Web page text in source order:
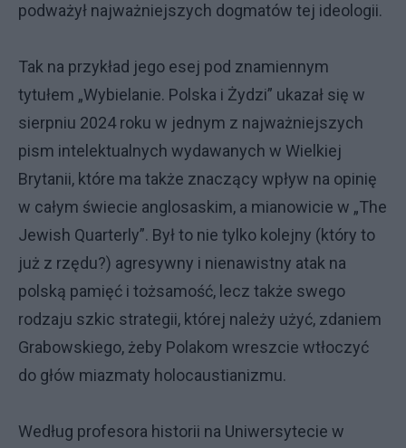
podważył najważniejszych dogmatów tej ideologii.
Tak na przykład jego esej pod znamiennym
tytułem „Wybielanie. Polska i Żydzi” ukazał się w
sierpniu 2024 roku w jednym z najważniejszych
pism intelektualnych wydawanych w Wielkiej
Brytanii, które ma także znaczący wpływ na opinię
w całym świecie anglosaskim, a mianowicie w „The
Jewish Quarterly”. Był to nie tylko kolejny (który to
już z rzędu?) agresywny i nienawistny atak na
polską pamięć i tożsamość, lecz także swego
rodzaju szkic strategii, której należy użyć, zdaniem
Grabowskiego, żeby Polakom wreszcie wtłoczyć
do głów miazmaty holocaustianizmu.
Według profesora historii na Uniwersytecie w